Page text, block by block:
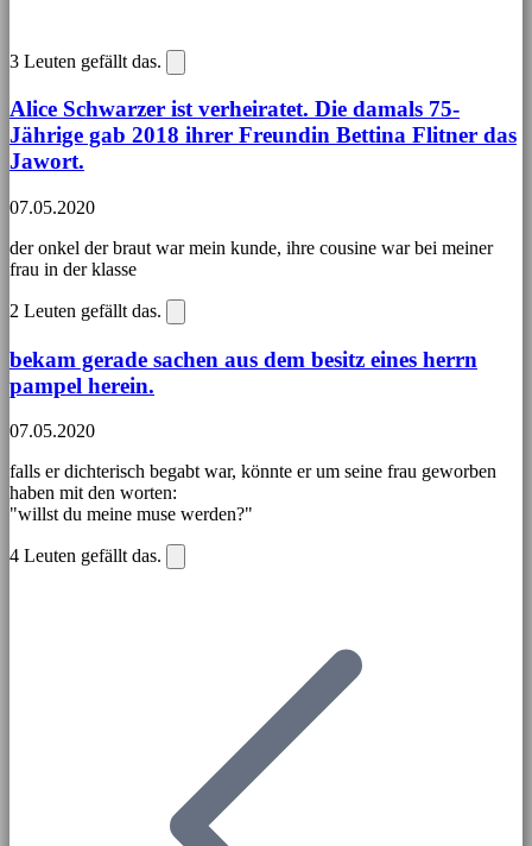
3 Leuten gefällt das.
Alice Schwarzer ist verheiratet. Die damals 75-
Jährige gab 2018 ihrer Freundin Bettina Flitner das
Jawort.
07.05.2020
der onkel der braut war mein kunde, ihre cousine war bei meiner
frau in der klasse
2 Leuten gefällt das.
bekam gerade sachen aus dem besitz eines herrn
pampel herein.
07.05.2020
falls er dichterisch begabt war, könnte er um seine frau geworben
haben mit den worten:
"willst du meine muse werden?"
4 Leuten gefällt das.